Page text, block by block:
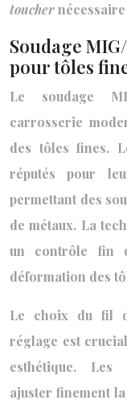
toucher
Soudage
pour tôles
Le soudage
carrosserie
des tôles fines.
réputés pour
permettant des
de métaux. La
un contrôle fin
déformation des
Le choix du fil
réglage est
esthétique. Les
ajuster finement